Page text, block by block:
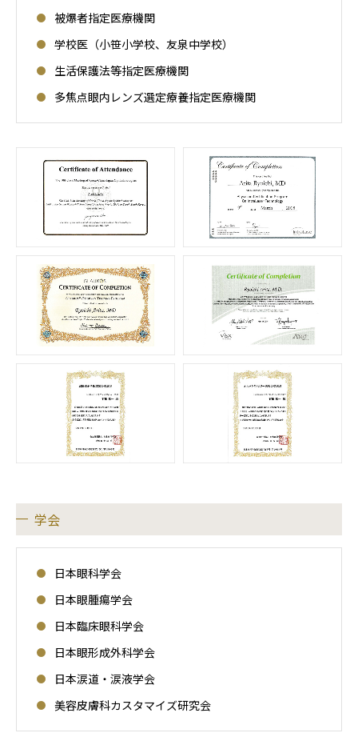
被爆者指定医療機関
学校医（小笹小学校、友泉中学校）
生活保護法等指定医療機関
多焦点眼内レンズ選定療養指定医療機関
学会
日本眼科学会
日本眼腫瘍学会
日本臨床眼科学会
日本眼形成外科学会
日本涙道・涙液学会
美容皮膚科カスタマイズ研究会